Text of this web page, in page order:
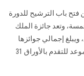
فتح باب الترشيح للدورة
الخمسة، وتعد جائزة الملك
ويبلغ إجمالي جوائزها
مليون دولار سنويا موزعة على 5 فروع، آخر موعد للتقدم بالأوراق 31